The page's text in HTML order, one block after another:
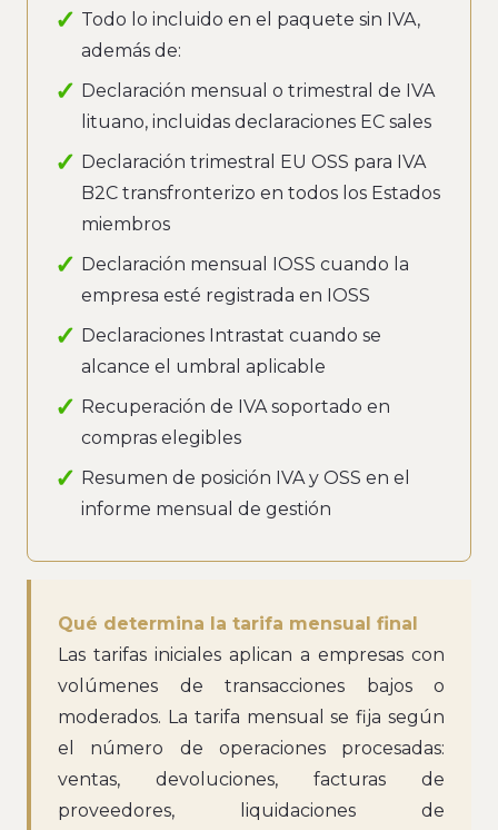
Todo lo incluido en el paquete sin IVA,
además de:
Declaración mensual o trimestral de IVA
lituano, incluidas declaraciones EC sales
Declaración trimestral EU OSS para IVA
B2C transfronterizo en todos los Estados
miembros
Declaración mensual IOSS cuando la
empresa esté registrada en IOSS
Declaraciones Intrastat cuando se
alcance el umbral aplicable
Recuperación de IVA soportado en
compras elegibles
Resumen de posición IVA y OSS en el
informe mensual de gestión
Qué determina la tarifa mensual final
Las tarifas iniciales aplican a empresas con
volúmenes de transacciones bajos o
moderados. La tarifa mensual se fija según
el número de operaciones procesadas:
ventas, devoluciones, facturas de
proveedores, liquidaciones de